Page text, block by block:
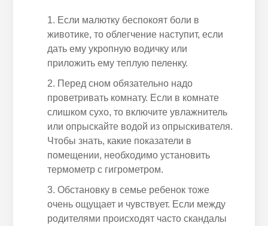
Если малютку беспокоят боли в
животике, то облегчение наступит, если
дать ему укропную водичку или
приложить ему теплую пеленку.
Перед сном обязательно надо
проветривать комнату. Если в комнате
слишком сухо, то включите увлажнитель
или опрыскайте водой из опрыскивателя.
Чтобы знать, какие показатели в
помещении, необходимо установить
термометр с гигрометром.
Обстановку в семье ребеноктоже
очень ощущает и чувствует. Если между
родителями происходят часто скандалы